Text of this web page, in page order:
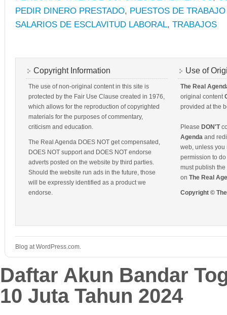
PEDIR DINERO PRESTADO, PUESTOS DE
SALARIOS DE ESCLAVITUD LABORAL, TRABAJOS
Copyright Information
The use of non-original content in this site is
protected by the Fair Use Clause created in 1976,
which allows for the reproduction of copyrighted
materials for the purposes of commentary,
criticism and education.
The Real Agenda DOES NOT get compensated,
DOES NOT support and DOES NOT endorse
adverts posted on the website by third parties.
Should the website run ads in the future, those
will be expressly identified as a product we
endorse.
Use of
The Real
original content
provided at the
Please DON'T
Agenda and
web, unless you
permission to
must publish
on The Real
Copyright ©
Blog at WordPress.com.
Daftar Akun Bandar
10 Juta Tahun 2024